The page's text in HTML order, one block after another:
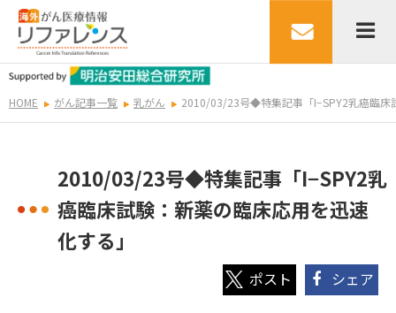
HOME がん記事一覧 乳がん 2010/03/23号◆特集記事「I−SPY2乳癌臨床
2010/03/23号◆特集記事「I−SPY2乳
癌臨床試験：新薬の臨床応用を迅速
化する」
シェア